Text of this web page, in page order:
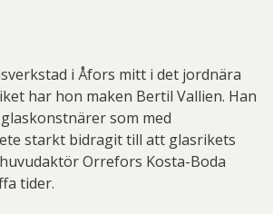
i Åfors mitt i det jordnära
har hon maken Bertil Vallien. Han
som med
starkt bidragit till att glasrikets
Orrefors Kosta-Boda
tider.